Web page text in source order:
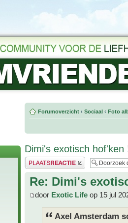
Forumoverzicht ‹ Sociaal ‹ Foto
Dimi's exotisch hof'ken
Plaats een reactie
Re: Dimi's
door Exotic Life op 15 jul
Axel Amsterdam